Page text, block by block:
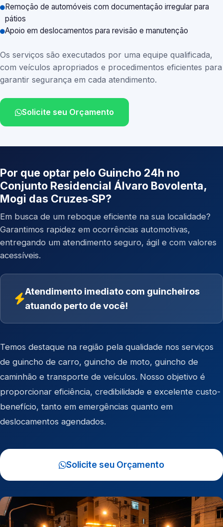
Remoção de automóveis com documentação irregular para
pátios
Apoio em deslocamentos para revisão e manutenção
Os serviços são executados por uma equipe qualificada,
com veículos apropriados e procedimentos eficientes para
garantir segurança em cada atendimento.
Solicite seu Orçamento
Por que optar pelo Guincho 24h no
Conjunto Residencial Álvaro Bovolenta,
Mogi das Cruzes‑SP?
Em busca de um reboque eficiente na sua localidade?
Garantimos rapidez em ocorrências automotivas,
entregando um atendimento seguro, ágil e com valores
acessíveis.
Atendimento imediato com guincheiros
atuando perto de você!
Temos destaque na região pela qualidade nos serviços
de guincho de carro, guincho de moto, guincho de
caminhão e transporte de veículos. Nosso objetivo é
proporcionar eficiência, credibilidade e excelente custo-
benefício, tanto em emergências quanto em
deslocamentos agendados.
Solicite seu Orçamento